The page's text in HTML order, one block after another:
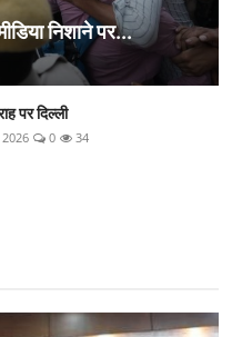
निशाने पर...
पर दिल्ली
2026 0 34